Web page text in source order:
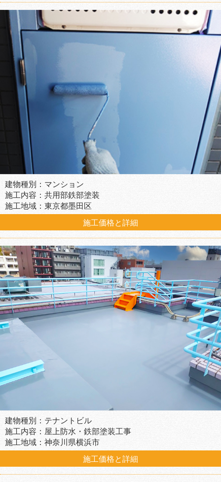
建物種別：マンション
施工内容：共用部鉄部塗装
施工地域：東京都墨田区
施工価格と詳細
建物種別：テナントビル
施工内容：屋上防水・鉄部塗装工事
施工地域：神奈川県横浜市
施工価格と詳細